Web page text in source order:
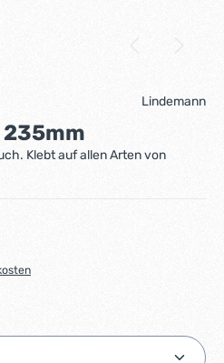
0 von 5 Sternen
Lindemann
Klebt auf allen Arten von